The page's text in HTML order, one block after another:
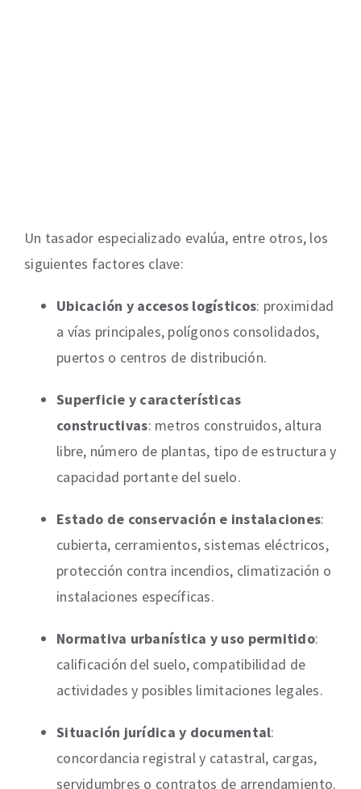
Un tasador especializado evalúa, entre otros, los
siguientes factores clave:
Ubicación y accesos logísticos: proximidad
a vías principales, polígonos consolidados,
puertos o centros de distribución.
Superficie y características
constructivas: metros construidos, altura
libre, número de plantas, tipo de estructura y
capacidad portante del suelo.
Estado de conservación e instalaciones:
cubierta, cerramientos, sistemas eléctricos,
protección contra incendios, climatización o
instalaciones específicas.
Normativa urbanística y uso permitido:
calificación del suelo, compatibilidad de
actividades y posibles limitaciones legales.
Situación jurídica y documental:
concordancia registral y catastral, cargas,
servidumbres o contratos de arrendamiento.